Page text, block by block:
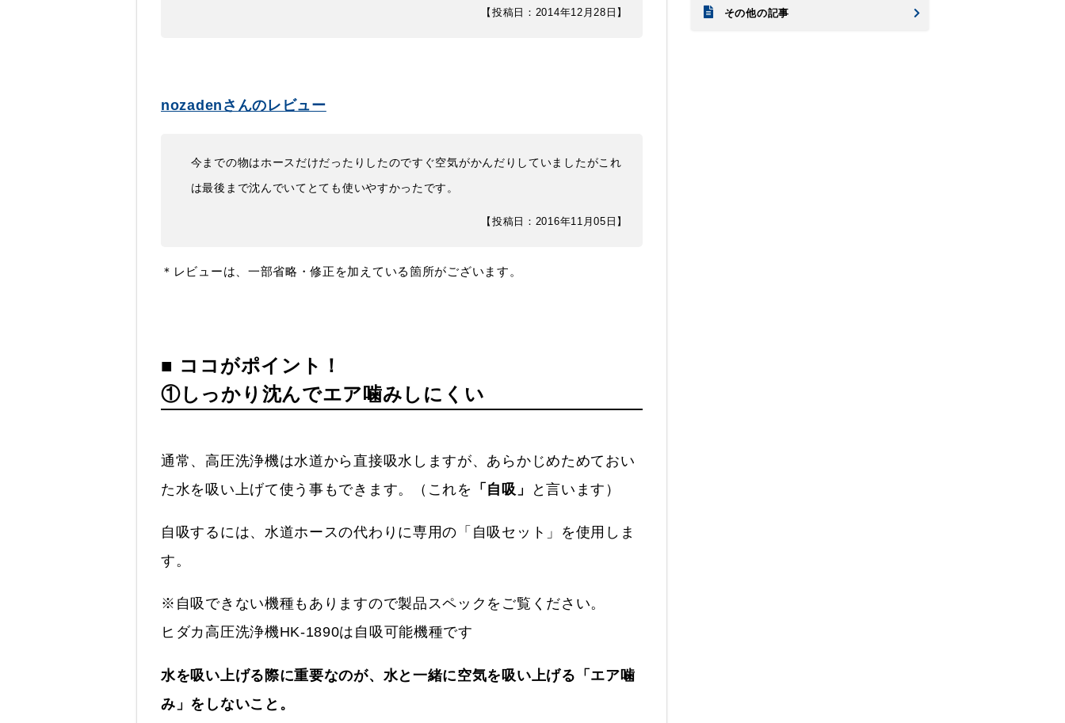
【投稿日：2014年12月28日】
nozadenさんのレビュー
今までの物はホースだけだったりしたのですぐ空気がかんだりしていましたがこれ
は最後まで沈んでいてとても使いやすかったです。
【投稿日：2016年11月05日】
＊レビューは、一部省略・修正を加えている箇所がございます。
■ ココがポイント！
①しっかり沈んでエア噛みしにくい
通常、高圧洗浄機は水道から直接吸水しますが、あらかじめためておい
た水を吸い上げて使う事もできます。（これを
「自吸」 と言います）
自吸するには、水道ホースの代わりに専用の「自吸セット」を使用しま
す。
※自吸できない機種もありますので製品スペックをご覧ください。
ヒダカ高圧洗浄機HK-1890は自吸可能機種です
水を吸い上げる際に重要なのが、水と一緒に空気を吸い上げる「エア噛
み」をしないこと。
その他の記事